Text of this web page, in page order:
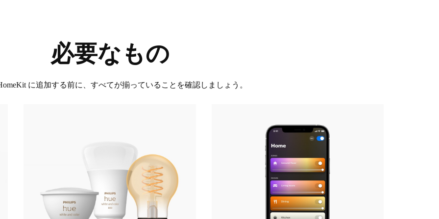
必要なもの
に追加する前に、すべてが揃っていることを確認しましょう。